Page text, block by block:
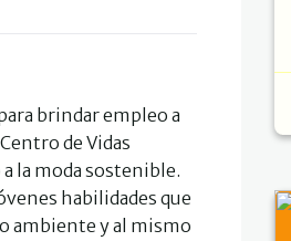
brindar empleo a
de Vidas
la moda sostenible.
habilidades que
ambiente y al mismo